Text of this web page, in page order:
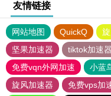
友情链接
网站地图 QuickQ
坚果加速器
tiktok加速器
免费vqn外网加速
小蓝
旋风加速器
免费vps加